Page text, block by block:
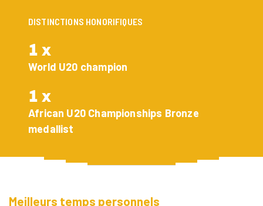
DISTINCTIONS HONORIFIQUES
1 x
World U20 champion
1 x
African U20 Championships Bronze
medallist
Meilleurs temps personnels